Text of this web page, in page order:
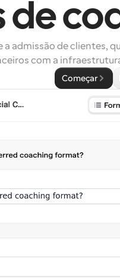
de
a admissão de clientes,
com a
Começar